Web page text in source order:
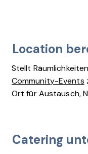
Location
Stellt
Community-Events
Ort für Austausch,
Catering